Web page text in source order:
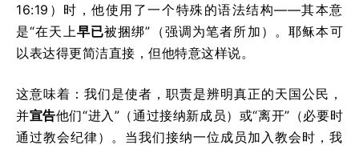
16:19）时，他使用了一个特殊的语法结构——其本意
是“在天上早已被捆绑”（强调为笔者所加）。耶稣本可
以表达得更简洁直接，但他特意这样说。
这意味着：我们是使者，职责是辨明真正的天国公民，
并宣告他们“进入”（通过接纳新成员）或“离开”（必要时
通过教会纪律）。当我们接纳一位成员加入教会时，我